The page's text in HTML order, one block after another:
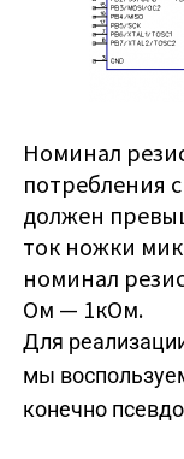
Номинал
потребления
должен
ток ножки
номинал
Ом — 1кОм.
Для
мы
конечно